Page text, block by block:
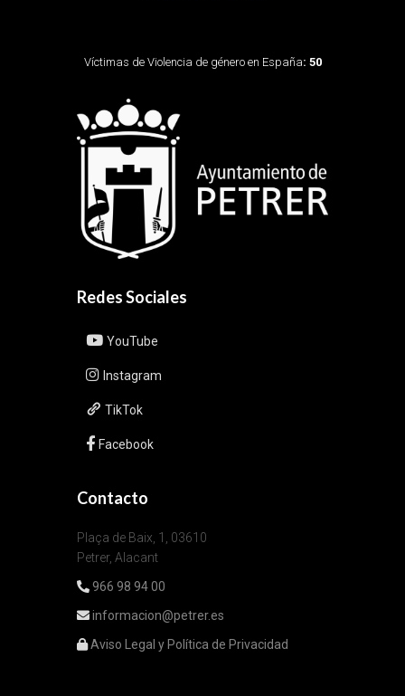
Víctimas de Violencia de género en España: 50
Redes Sociales
YouTube
Instagram
TikTok
Facebook
Contacto
Plaça de Baix, 1, 03610
Petrer, Alacant
966 98 94 00
informacion@petrer.es
Aviso Legal y Política de Privacidad